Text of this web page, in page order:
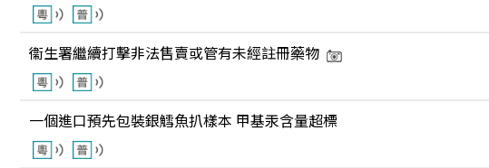
衞生署繼續打擊非法售賣或管有未經註冊藥物
一個進口預先包裝銀鱈魚扒樣本 甲基汞含量超標